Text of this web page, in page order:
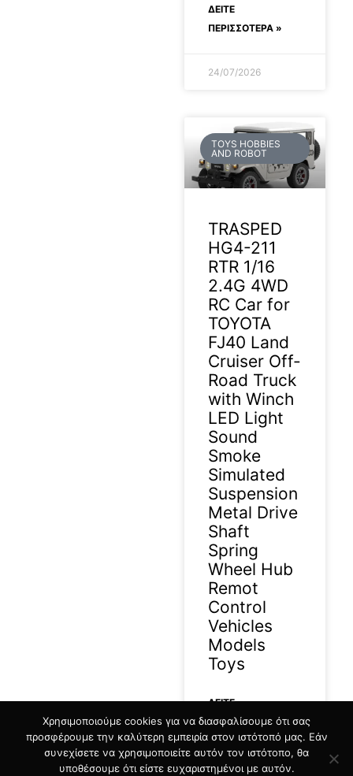
ΔΕΊΤΕ
ΠΕΡΙΣΣΟΤΕΡΑ »
24/07/2026
TOYS HOBBIES
AND ROBOT
TRASPED
HG4-211
RTR 1/16
2.4G 4WD
RC Car for
TOYOTA
FJ40 Land
Cruiser Off-
Road Truck
with Winch
LED Light
Sound
Smoke
Simulated
Suspension
Metal Drive
Shaft
Spring
Wheel Hub
Remot
Control
Vehicles
Models
Toys
ΔΕΊΤΕ
ΠΕΡΙΣΣΟΤΕΡΑ »
10/07/2026
Χρησιμοποιούμε cookies για να διασφαλίσουμε ότι σας
προσφέρουμε την καλύτερη εμπειρία στον ιστότοπό μας. Εάν
συνεχίσετε να χρησιμοποιείτε αυτόν τον ιστότοπο, θα
υποθέσουμε ότι είστε ευχαριστημένοι με αυτόν.